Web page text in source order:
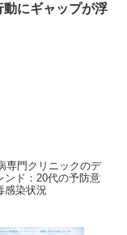
にギャップが浮
専門クリニックのデ
ンド：20代の予防意
感染状況